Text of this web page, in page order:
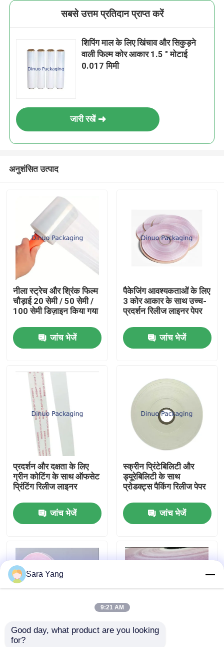
उत्पादों
वीडियो
हमारे बारे में
कारखाना दौरा
गुणवत्ता नियंत्रण
हमसे संपर्क करें
समाचार
बबल मेलिंग बैग
सबसे उत्तम प्रतिदान प्राप्त करें
शिपिंग माल के लिए खिंचाव और सिकुड़ने
वाली फिल्म कोर आकार 1.5 " मोटाई
0.017 मिमी
जारी रखें
अनुशंसित उत्पाद
नीला स्ट्रेच और श्रिंक फिल्म
चौड़ाई 20 सेमी / 50 सेमी /
100 सेमी डिज़ाइन किया गया
जांच भेजें
पैकेजिंग आवश्यकताओं के लिए
3 कोर आकार के साथ उच्च-
प्रदर्शन रिलीज लाइनर पेपर
जांच भेजें
प्रदर्शन और दक्षता के लिए
ग्रीन कोटिंग के साथ ऑफसेट
प्रिंटिंग रिलीज लाइनर
जांच भेजें
स्क्रीन प्रिंटेबिलिटी और
ड्यूरेबिलिटी के साथ
प्रोडक्ट्स पैकिंग रिलीज पेपर
जांच भेजें
उच्च गुणवत्ता के साथ ग्लासिन
Sara Yang
9:21 AM
Good day, what product are you looking
for?